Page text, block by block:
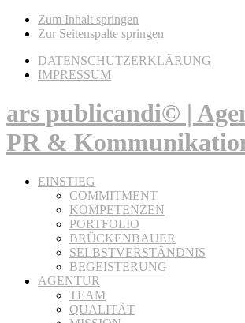
Zum Inhalt springen
Zur Seitenspalte springen
DATENSCHUTZERKLÄRUNG
IMPRESSUM
ars publicandi© |
PR &
EINSTIEG
COMMITMENT
KOMPETENZEN
PORTFOLIO
BRÜCKENBAUER
SELBSTVERSTÄNDNIS
BEGEISTERUNG
AGENTUR
TEAM
QUALITÄT